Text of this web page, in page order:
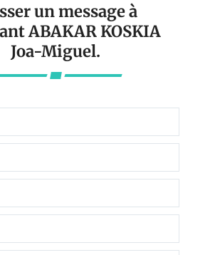
un message à
ABAKAR KOSKIA
Joa-Miguel.